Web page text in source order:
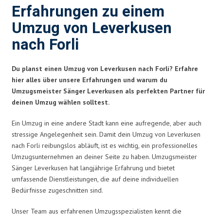
Erfahrungen zu einem
Umzug von Leverkusen
nach Forli
Du planst einen Umzug von Leverkusen nach Forli? Erfahre
hier alles über unsere Erfahrungen und warum du
Umzugsmeister Sänger Leverkusen als perfekten Partner für
deinen Umzug wählen solltest.
Ein Umzug in eine andere Stadt kann eine aufregende, aber auch
stressige Angelegenheit sein. Damit dein Umzug von Leverkusen
nach Forli reibungslos abläuft, ist es wichtig, ein professionelles
Umzugsunternehmen an deiner Seite zu haben. Umzugsmeister
Sänger Leverkusen hat langjährige Erfahrung und bietet
umfassende Dienstleistungen, die auf deine individuellen
Bedürfnisse zugeschnitten sind.
Unser Team aus erfahrenen Umzugsspezialisten kennt die